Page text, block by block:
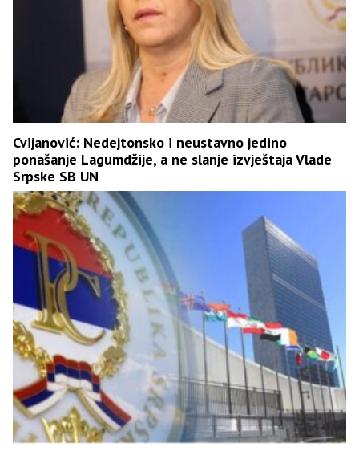
Cvijanović: Nedejtonsko i neustavno jedino
ponašanje Lagumdžije, a ne slanje izvještaja Vlade
Srpske SB UN